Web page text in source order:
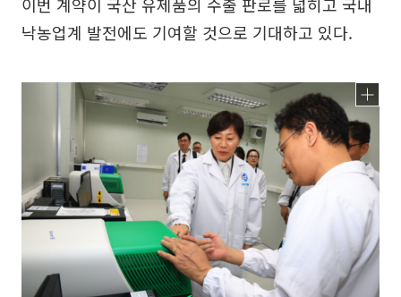
이번 계약이 국산 유제품의 수출 판로를 넓히고 국내
낙농업계 발전에도 기여할 것으로 기대하고 있다.